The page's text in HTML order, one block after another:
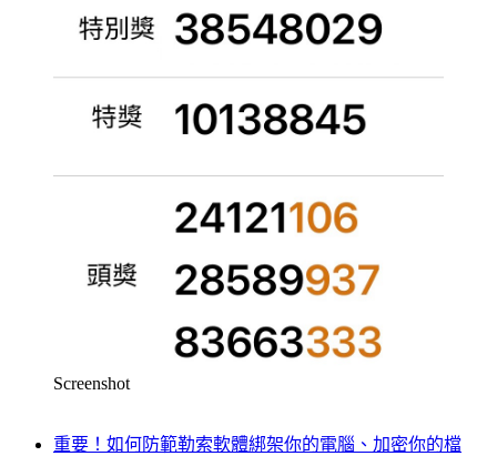
Screenshot
重要！如何防範勒索軟體綁架你的電腦、加密你的檔